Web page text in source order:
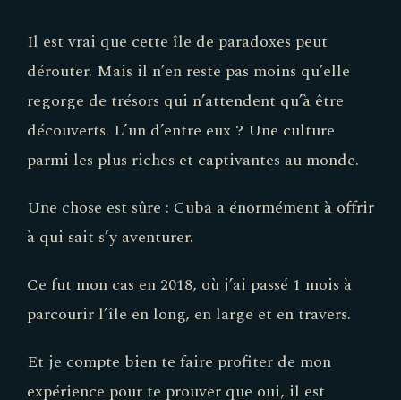
Il est vrai que cette île de paradoxes peut
dérouter. Mais il n’en reste pas moins qu’elle
regorge de trésors qui n’attendent qu’à être
découverts. L’un d’entre eux ? Une culture
parmi les plus riches et captivantes au monde.
Une chose est sûre : Cuba a énormément à offrir
à qui sait s’y aventurer.
Ce fut mon cas en 2018, où j’ai passé 1 mois à
parcourir l’île en long, en large et en travers.
Et je compte bien te faire profiter de mon
expérience pour te prouver que oui, il est